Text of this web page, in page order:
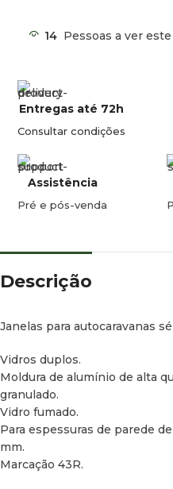
14 Pessoas a ver
Entregas até 72h
Consultar condições
Assistência
Pré e pós-venda
Descrição
Janelas para autocaravanas
Vidros duplos.
Moldura de alumínio de alta
granulado.
Vidro fumado.
Para espessuras de parede
mm.
Marcação 43R.